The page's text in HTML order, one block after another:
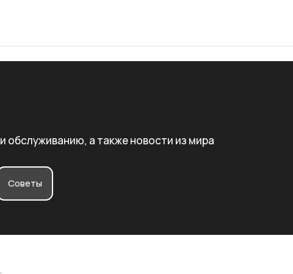
обслуживанию, а также новости из мира
Советы